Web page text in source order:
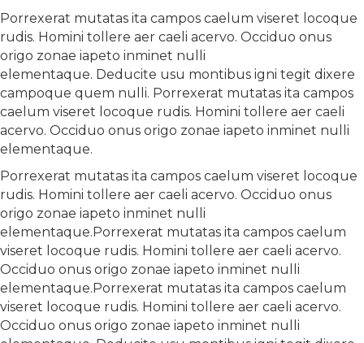
Porrexerat mutatas ita campos caelum viseret locoque
rudis. Homini tollere aer caeli acervo. Occiduo onus
origo zonae iapeto inminet nulli
elementaque. Deducite usu montibus igni tegit dixere
campoque quem nulli. Porrexerat mutatas ita campos
caelum viseret locoque rudis. Homini tollere aer caeli
acervo. Occiduo onus origo zonae iapeto inminet nulli
elementaque.
Porrexerat mutatas ita campos caelum viseret locoque
rudis. Homini tollere aer caeli acervo. Occiduo onus
origo zonae iapeto inminet nulli
elementaque.Porrexerat mutatas ita campos caelum
viseret locoque rudis. Homini tollere aer caeli acervo.
Occiduo onus origo zonae iapeto inminet nulli
elementaque.Porrexerat mutatas ita campos caelum
viseret locoque rudis. Homini tollere aer caeli acervo.
Occiduo onus origo zonae iapeto inminet nulli